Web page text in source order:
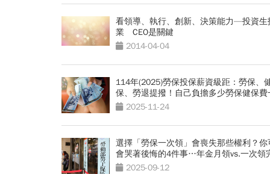
看領導、執行、創新、決策能力—投資生
業 CEO是關鍵
2014-04-04
114年(2025)勞保投保薪資級距：勞保、
保、勞退提撥！自己負擔多少勞保健保費
看 2025-11-24
選擇「勞保一次領」會喪失那些權利？你
會哭著後悔的4件事…年金月領vs.一次領
PK 2025-09-12